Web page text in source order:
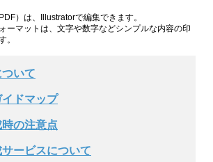
）は、Illustratorで編集できます。
ーマットは、文字や数字などシンプルな内容の印
。
いて
イドマップ
の注意点
ービスについて